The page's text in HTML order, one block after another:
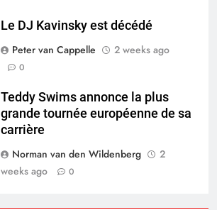
Le DJ Kavinsky est décédé
Peter van Cappelle
2 weeks ago
0
Teddy Swims annonce la plus
grande tournée européenne de sa
carrière
Norman van den Wildenberg
2
weeks ago
0